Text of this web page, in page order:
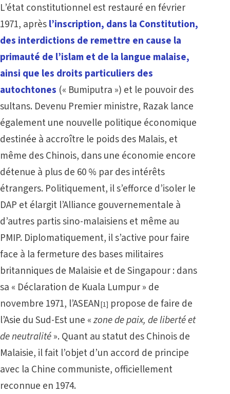
L’état constitutionnel est restauré en février
1971, aprèsl’inscription, dans la Constitution,
des interdictions de remettre en cause la
primauté de l’islam et de la langue malaise,
ainsi que les droits particuliers des
autochtones (« Bumiputra ») et le pouvoir des
sultans. Devenu Premier ministre, Razak lance
également une nouvelle politique économique
destinée à accroître le poids des Malais, et
même des Chinois, dans une économie encore
détenue à plus de 60 % par des intérêts
étrangers. Politiquement, il s’efforce d’isoler le
DAP et élargit l’Alliance gouvernementale à
d’autres partis sino-malaisiens et même au
PMIP. Diplomatiquement, il s’active pour faire
face à la fermeture des bases militaires
britanniques de Malaisie et de Singapour : dans
sa « Déclaration de Kuala Lumpur » de
novembre 1971, l’ASEAN[1] propose de faire de
l’Asie du Sud-Est une «zone de paix, de liberté et
de neutralité». Quant au statut des Chinois de
Malaisie, il fait l’objet d’un accord de principe
avec la Chine communiste, officiellement
reconnue en 1974.